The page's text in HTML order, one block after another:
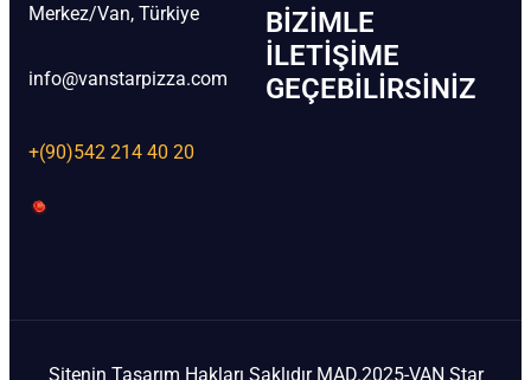
Merkez/Van, Türkiye
info@vanstarpizza.com
+(90)542 214 40 20
BIZIMLE
İLETIŞIME
GEÇEBILIRSINIZ
Sitenin Tasarım Hakları Saklıdır MAD.2025-VAN Star